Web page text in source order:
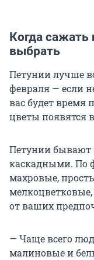
Когда сажать
выбрать
Петунии лучше
февраля — если
вас будет время
цветы появятся
Петунии
каскадными. По
махровые,
от ваших
— Чаще всего
малиновые и